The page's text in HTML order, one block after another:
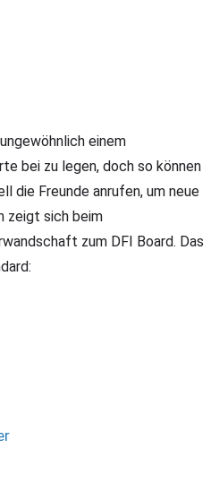
einem
bei zu legen, doch so können
die Freunde anrufen, um neue
zeigt sich beim
zum DFI Board. Das